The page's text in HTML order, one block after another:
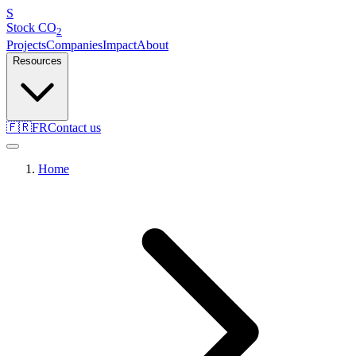
S
Stock CO2
ProjectsCompaniesImpactAbout
Resources
🇫🇷FRContact us
Home